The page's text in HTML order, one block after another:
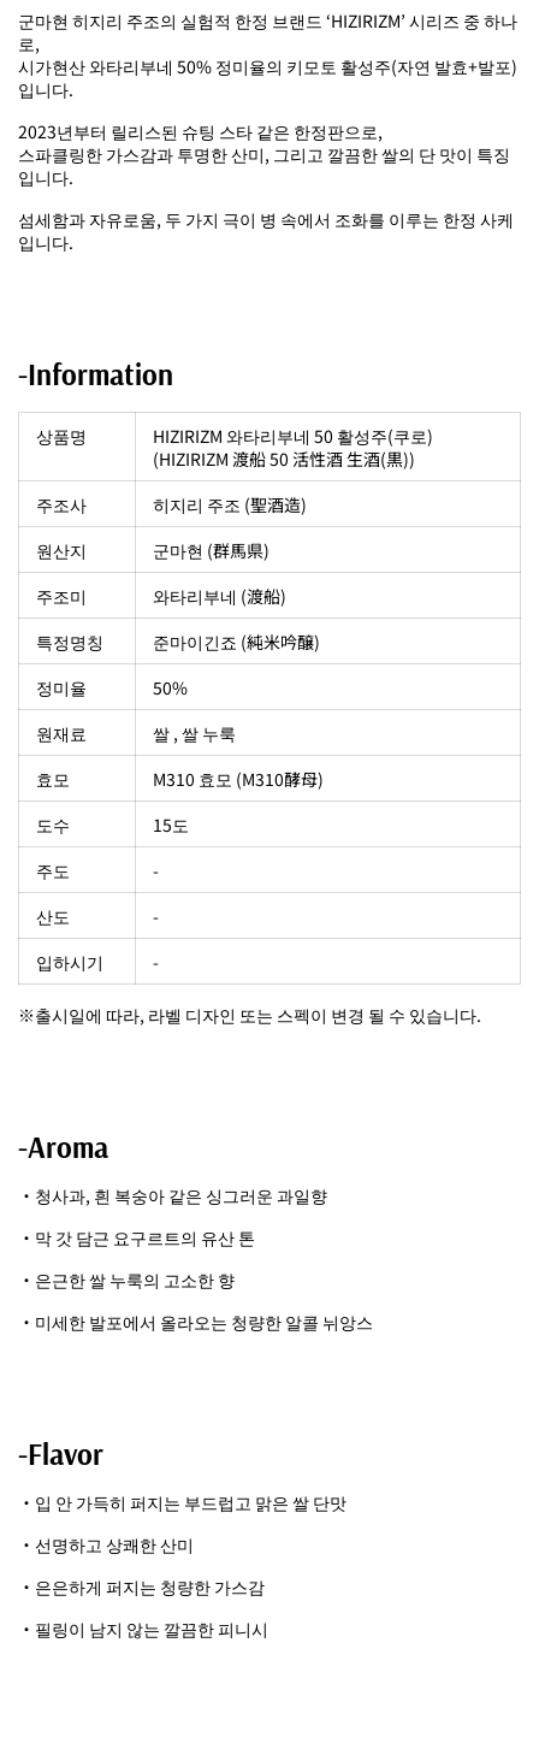
군마현 히지리 주조의 실험적 한정 브랜드 ‘HIZIRIZM’ 시리즈 중 하나
로,
시가현산 와타리부네 50% 정미율의 키모토 활성주(자연 발효+발포)
입니다.
2023년부터 릴리스된 슈팅 스타 같은 한정판으로,
스파클링한 가스감과 투명한 산미, 그리고 깔끔한 쌀의 단 맛이 특징
입니다.
섬세함과 자유로움, 두 가지 극이 병 속에서 조화를 이루는 한정 사케
입니다.
-Information
상품명
HIZIRIZM 와타리부네 50 활성주(쿠로)
(HIZIRIZM 渡船 50 活性酒 生酒(黒))
주조사
히지리 주조 (聖酒造)
원산지
군마현 (群馬県)
주조미
와타리부네 (渡船)
특정명칭
준마이긴죠 (純米吟醸)
정미율
50%
원재료
쌀 , 쌀 누룩
효모
M310 효모 (M310酵母)
도수
15도
주도
-
산도
-
입하시기
-
※출시일에 따라, 라벨 디자인 또는 스펙이 변경 될 수 있습니다.
-Aroma
・청사과, 흰 복숭아 같은 싱그러운 과일향
・막 갓 담근 요구르트의 유산 톤
・은근한 쌀 누룩의 고소한 향
・미세한 발포에서 올라오는 청량한 알콜 뉘앙스
-Flavor
・입 안 가득히 퍼지는 부드럽고 맑은 쌀 단맛
・선명하고 상쾌한 산미
・은은하게 퍼지는 청량한 가스감
・필링이 남지 않는 깔끔한 피니시